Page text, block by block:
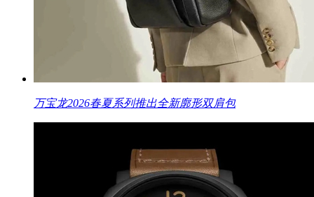
万宝龙2026春夏系列推出全新廓形双肩包